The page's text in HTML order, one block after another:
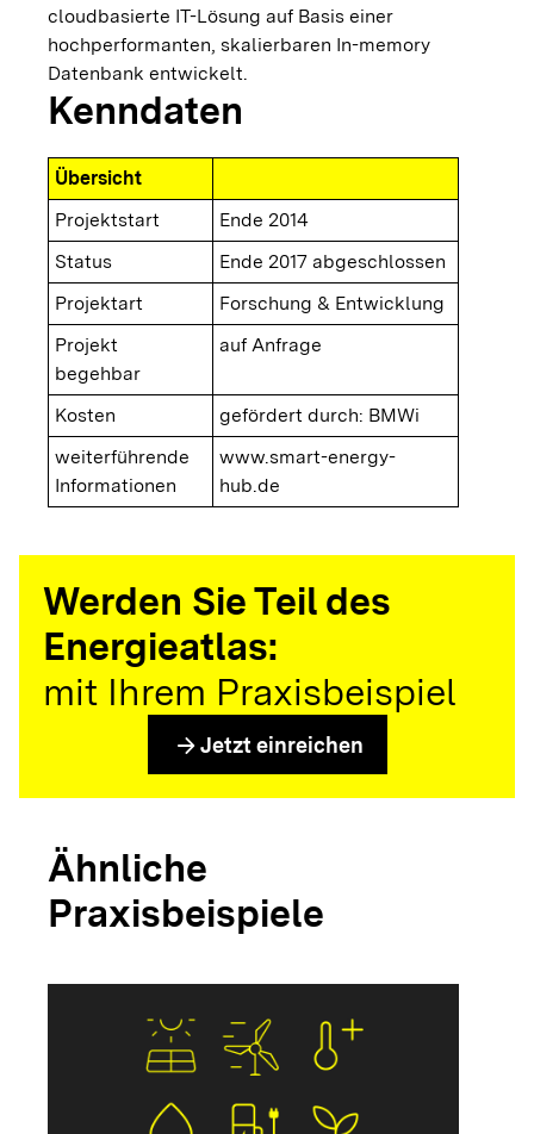
cloudbasierte IT-Lösung auf Basis einer
hochperformanten, skalierbaren In-memory
Datenbank entwickelt.
Kenndaten
Übersicht
Projektstart
Ende 2014
Status
Ende 2017 abgeschlossen
Projektart
Forschung & Entwicklung
Projekt
begehbar
auf Anfrage
Kosten
gefördert durch: BMWi
weiterführende
Informationen
www.smart-energy-
hub.de
Werden Sie Teil des
Energieatlas:
mit Ihrem Praxisbeispiel
arrow_forward Jetzt einreichen
Ähnliche
Praxisbeispiele